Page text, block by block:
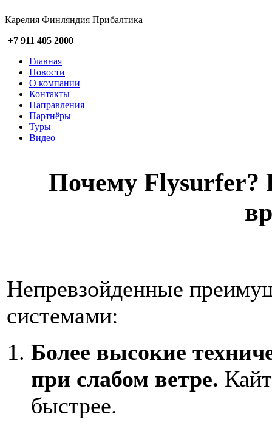
Карелия Финляндия Прибалтика
+7 911 405 2000
Главная
Новости
О компании
Контакты
Направления
Партнёры
Туры
Видео
Почему Flysurfer?
Непревзойденные
системами:
Более высокие
при слабом ветре.
быстрее.